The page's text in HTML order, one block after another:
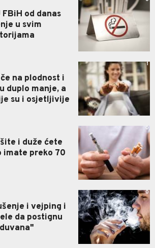
FBiH od danas
u svim
na plodnost i
duplo manje, a
su i osjetljivije
1
i duže ćete
imate preko 70
0
i vejping i
da postignu
0